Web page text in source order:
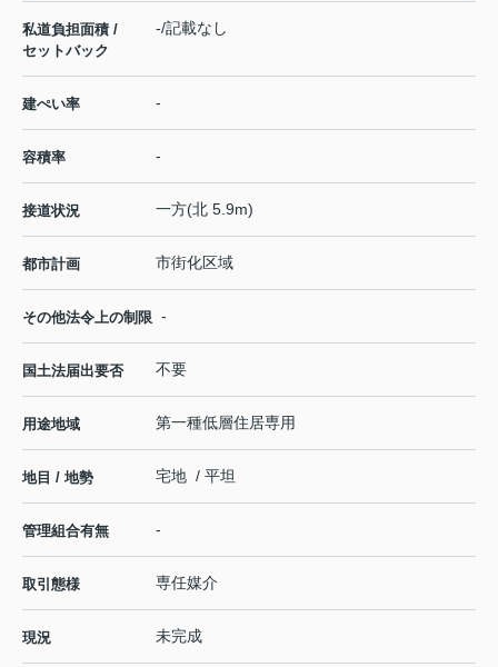
私道負担面積 /
セットバック
-/記載なし
建ぺい率 -
容積率 -
接道状況 一方(北 5.9m)
都市計画 市街化区域
その他法令上の制限 -
国土法届出要否 不要
用途地域 第一種低層住居専用
地目 / 地勢 宅地 / 平坦
管理組合有無 -
取引態様 専任媒介
現況 未完成